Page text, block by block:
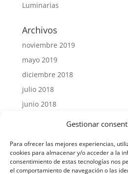
Gestionar
Para ofrecer las mejores experiencias,
cookies para almacenar y/o acceder a la
consentimiento de estas tecnologías nos
el comportamiento de navegación o las
Luminarias
Archivos
noviembre 2019
mayo 2019
diciembre 2018
julio 2018
junio 2018